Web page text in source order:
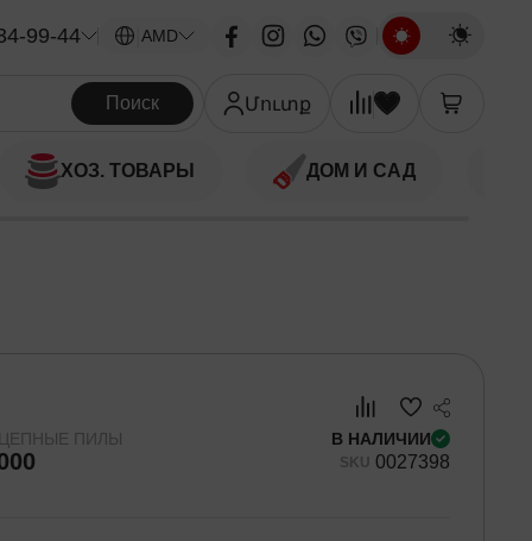
99-44 AMD
Поиск Մուտք
ХОЗ. ТОВАРЫ ДОМ И САД
ПИЛЫ В НАЛИЧИИ
SKU 0027398